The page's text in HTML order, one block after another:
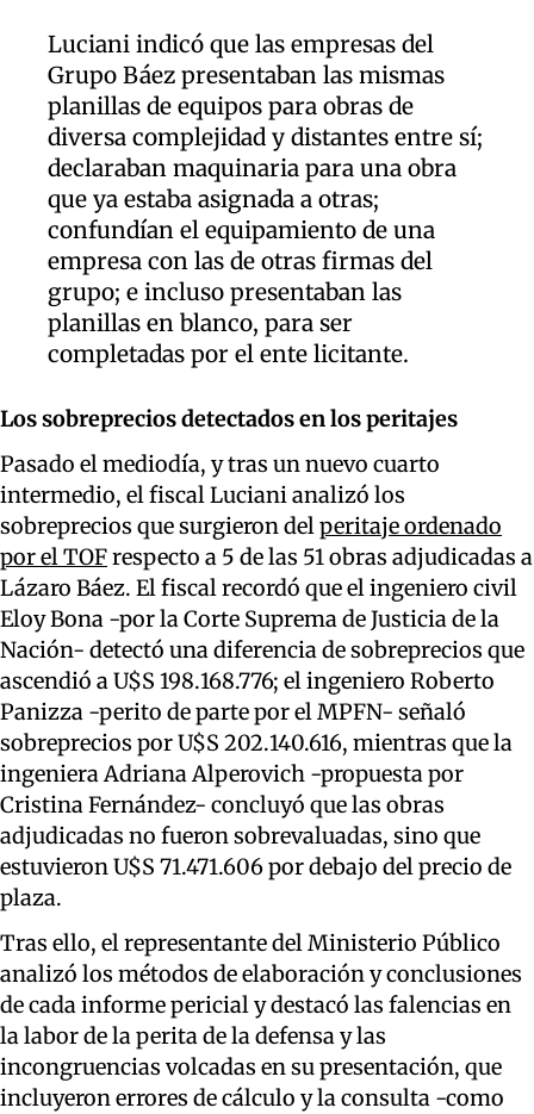
Luciani indicó que las empresas del
Grupo Báez presentaban las mismas
planillas de equipos para obras de
diversa complejidad y distantes entre sí;
declaraban maquinaria para una obra
que ya estaba asignada a otras;
confundían el equipamiento de una
empresa con las de otras firmas del
grupo; e incluso presentaban las
planillas en blanco, para ser
completadas por el ente licitante.
Los sobreprecios detectados en los peritajes
Pasado el mediodía, y tras un nuevo cuarto
intermedio, el fiscal Luciani analizó los
sobreprecios que surgieron delperitaje ordenado
por el TOFrespecto a 5 de las 51 obras adjudicadas a
Lázaro Báez. El fiscal recordó que el ingeniero civil
Eloy Bona -por la Corte Suprema de Justicia de la
Nación- detectó una diferencia de sobreprecios que
ascendió a U$S 198.168.776; el ingeniero Roberto
Panizza -perito de parte por el MPFN- señaló
sobreprecios por U$S 202.140.616, mientras que la
ingeniera Adriana Alperovich -propuesta por
Cristina Fernández- concluyó que las obras
adjudicadas no fueron sobrevaluadas, sino que
estuvieron U$S 71.471.606 por debajo del precio de
plaza.
Tras ello, el representante del Ministerio Público
analizó los métodos de elaboración y conclusiones
de cada informe pericial y destacó las falencias en
la labor de la perita de la defensa y las
incongruencias volcadas en su presentación, que
incluyeron errores de cálculo y la consulta -como